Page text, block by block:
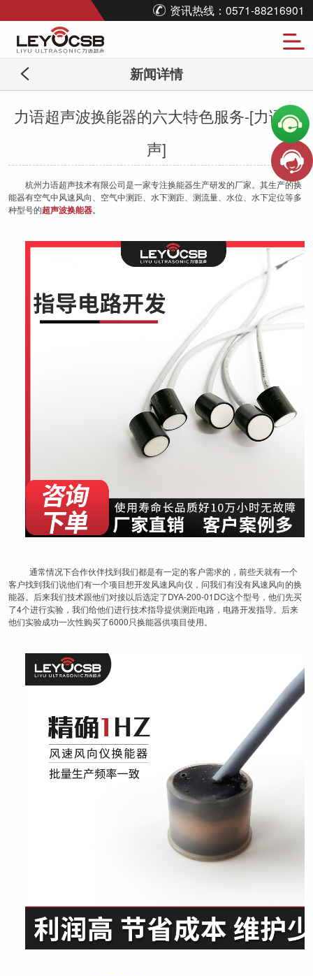
资讯热线：0571-88216901
新闻详情
力语超声波换能器的六大特色服务-[力语超
声]
杭州力语超声技术有限公司是一家专注换能器生产研发的厂家。其生产的换
能器有空气中风速风向、空气中测距、水下测距、测流量、水位、水下定位等多
种型号的超声波换能器。
通常情况下合作伙伴找到我们都是有一定的客户需求的，前些天就有一个
客户找到我们说他们有一个项目想开发风速风向仪，问我们有没有风速风向的换
能器。后来我们技术跟他们对接以后选定了DYA-200-01DC这个型号，他们先买
了4个进行实验，我们给他们进行技术指导提供测距电路，电路开发指导。后来
他们实验成功一次性购买了6000只换能器供项目使用。